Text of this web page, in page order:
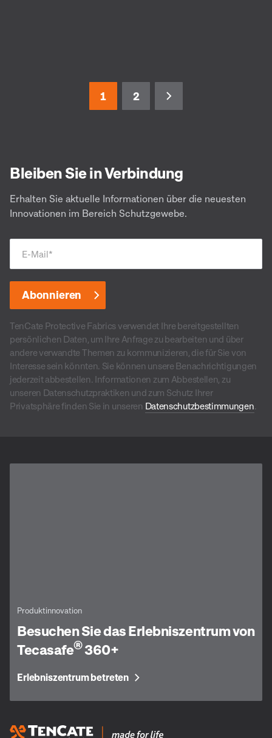
1 2
Bleiben Sie in Verbindung
Erhalten Sie aktuelle Informationen über die neuesten
Innovationen im Bereich Schutzgewebe.
E-Mail*
TenCate Protective Fabrics verwendet Ihre bereitgestellten
persönlichen Daten, um Ihre Anfrage zu bearbeiten und über
andere verwandte Themen zu kommunizieren, die für Sie von
Interesse sein könnten. Sie können unsere Benachrichtigungen
jederzeit abbestellen. Informationen zum Abbestellen, zu
unseren Datenschutzpraktiken und zum Schutz Ihrer
Privatsphäre finden Sie in unseren Datenschutzbestimmungen
Produktinnovation
Besuchen Sie das Erlebniszentrum von
Tecasafe®360+
Erlebniszentrum betreten